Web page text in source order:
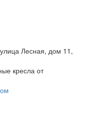
Лесная, дом 11,
кресла от